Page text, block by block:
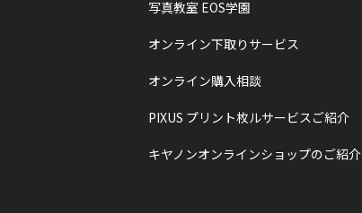
写真教室 EOS学園
オンライン下取りサービス
オンライン購入相談
PIXUS プリント枚ルサービスご紹介
キヤノンオンラインショップのご紹介